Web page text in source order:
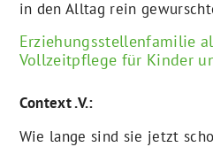
in den Alltag rein
Erziehungsstellenfamilie
Vollzeitpflege für Kinder
Context .V.:
Wie lange sind sie jetzt